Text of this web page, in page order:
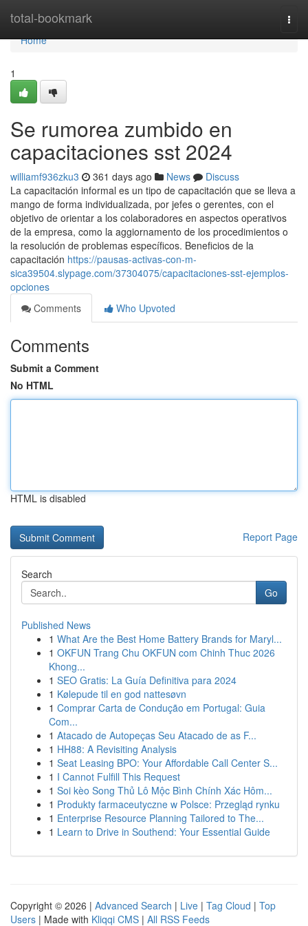
total-bookmark
Home
Home
1
Se rumorea zumbido en
capacitaciones sst 2024
williamf936zku3 361 days ago News
Discuss
La capacitación informal es un tipo de capacitación que se lleva a
mango de forma individualizada, por jefes o gerentes, con el
objetivo de orientar a los colaboradores en aspectos operativos
de la empresa, como la aggiornamento de los procedimientos o
la resolución de problemas específicos. Beneficios de la
capacitación https://pausas-activas-con-m-
sica39504.slypage.com/37304075/capacitaciones-sst-ejemplos-
opciones
Comments
Who Upvoted
Comments
Submit a Comment
No HTML
HTML is disabled
Report Page
Search
Go
Published News
1 What Are the Best Home Battery Brands for Maryl...
1 OKFUN Trang Chu OKFUN com Chinh Thuc 2026
Khong...
1 SEO Gratis: La Guía Definitiva para 2024
1 Kølepude til en god nattesøvn
1 Comprar Carta de Condução em Portugal: Guia
Com...
1 Atacado de Autopeças Seu Atacado de as F...
1 HH88: A Revisiting Analysis
1 Seat Leasing BPO: Your Affordable Call Center S...
1 I Cannot Fulfill This Request
1 Soi kèo Song Thủ Lô Mộc Bình Chính Xác Hôm...
1 Produkty farmaceutyczne w Polsce: Przegląd rynku
1 Enterprise Resource Planning Tailored to The...
1 Learn to Drive in Southend: Your Essential Guide
Copyright © 2026 | Advanced Search | Live | Tag Cloud | Top
Users | Made with Kliqqi CMS | All RSS Feeds